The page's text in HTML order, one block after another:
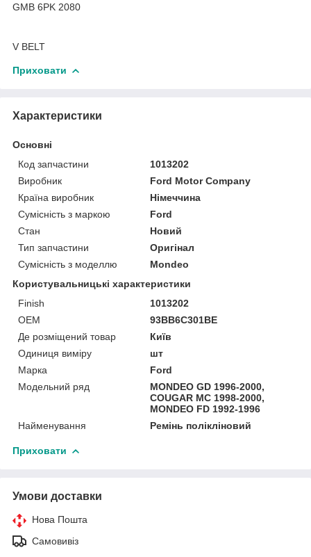
GMB 6PK 2080
V BELT
Приховати
Характеристики
Основні
Код запчастини
1013202
Виробник
Ford Motor Company
Країна виробник
Німеччина
Сумісність з маркою
Ford
Стан
Новий
Тип запчастини
Оригінал
Сумісність з моделлю
Mondeo
Користувальницькі характеристики
Finish
1013202
OEM
93BB6C301BE
Де розміщений товар
Київ
Одиниця виміру
шт
Марка
Ford
Модельний ряд
MONDEO GD 1996-2000,
COUGAR MC 1998-2000,
MONDEO FD 1992-1996
Найменування
Ремінь полікліновий
Приховати
Умови доставки
Нова Пошта
Самовивіз